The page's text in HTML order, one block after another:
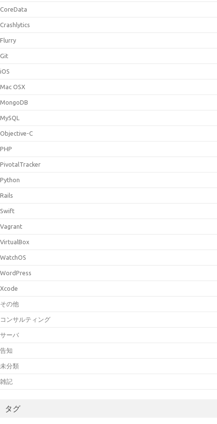
CoreData
Crashlytics
Flurry
Git
iOS
Mac OSX
MongoDB
MySQL
Objective-C
PHP
PivotalTracker
Python
Rails
Swift
Vagrant
VirtualBox
WatchOS
WordPress
Xcode
その他
コンサルティング
サーバ
告知
未分類
雑記
タグ